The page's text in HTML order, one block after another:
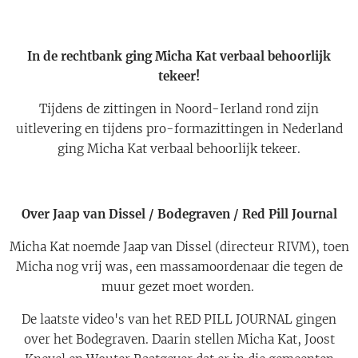
In de rechtbank ging Micha Kat verbaal behoorlijk
tekeer!
Tijdens de zittingen in Noord-Ierland rond zijn
uitlevering en tijdens pro-formazittingen in Nederland
ging Micha Kat verbaal behoorlijk tekeer.
Over Jaap van Dissel / Bodegraven / Red Pill Journal
Micha Kat noemde Jaap van Dissel (directeur RIVM), toen
Micha nog vrij was, een massamoordenaar die tegen de
muur gezet moet worden.
De laatste video's van het RED PILL JOURNAL gingen
over het Bodegraven. Daarin stellen Micha Kat, Joost